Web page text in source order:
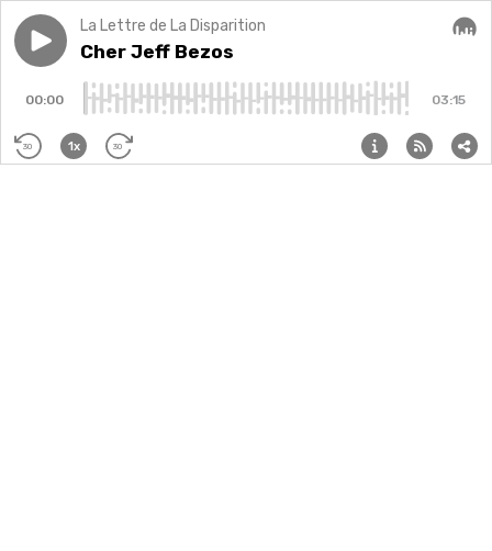
Play episodeCher Jeff Bezos
La Lettre de La Disparition
Cher Jeff Bezos
00:00 03:15
30 1x 30